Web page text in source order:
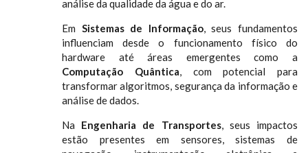
análise da qualidade da água e do ar.
Em Sistemas de Informação, seus fundamentos
influenciam desde o funcionamento físico do
hardware até áreas emergentes como a
Computação Quântica, com potencial para
transformar algoritmos, segurança da informação e
análise de dados.
Na Engenharia de Transportes, seus impactos
estão presentes em sensores, sistemas de